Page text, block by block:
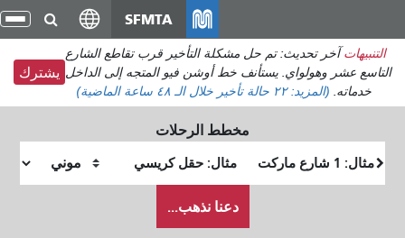
المحتوى
الرئيسي
SFMTA
تبديل
التنقل
تحديث: تم حل مشكلة التأخير قرب تقاطع الشارع
وهولواي. يستأنف خط أوشن فيو المتجه إلى الداخل
(المزيد:٢٢ حالة تأخير خلال الـ ٤٨ ساعة الماضية)
يشترك
مخطط الرحلات
البداية
النهاية
دعنا نذهب...